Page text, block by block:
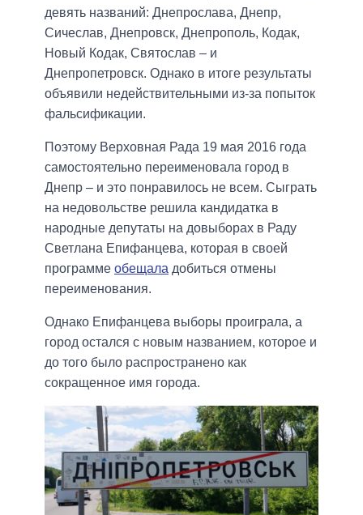
девять названий: Днепрослава, Днепр,
Сичеслав, Днепровск, Днепрополь, Кодак,
Новый Кодак, Святослав – и
Днепропетровск. Однако в итоге результаты
объявили недействительными из-за попыток
фальсификации.
Поэтому Верховная Рада 19 мая 2016 года
самостоятельно переименовала город в
Днепр – и это понравилось не всем. Сыграть
на недовольстве решила кандидатка в
народные депутаты на довыборах в Раду
Светлана Епифанцева, которая в своей
программе обещала добиться отмены
переименования.
Однако Епифанцева выборы проиграла, а
город остался с новым названием, которое и
до того было распространено как
сокращенное имя города.